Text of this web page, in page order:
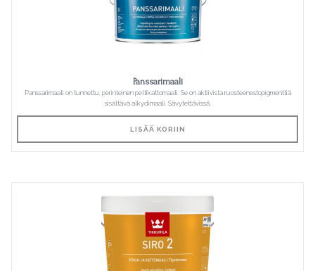
Panssarimaali
Panssarimaali on tunnettu, perinteinen peltikattomaali. Se on aktiivista ruosteenestopigmenttiä
sisältävä alkydimaali. Sävytettävissä.
LISÄÄ KORIIN